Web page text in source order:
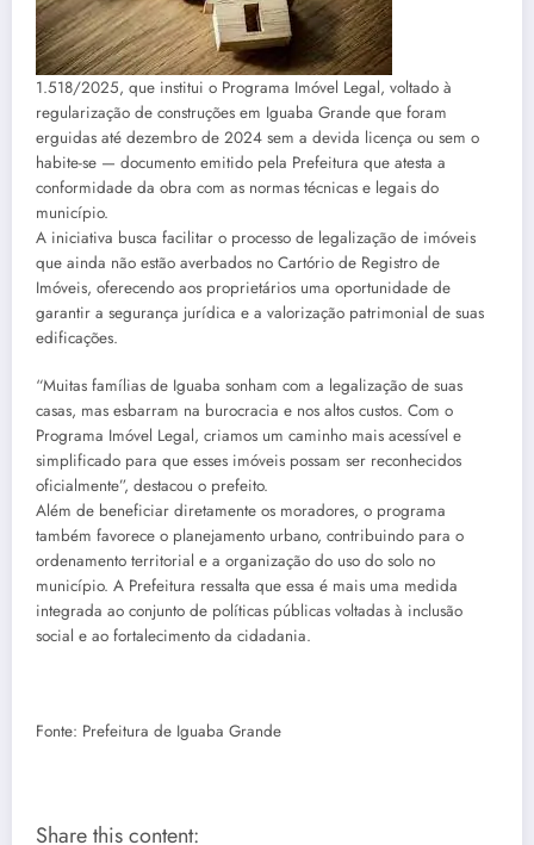
1.518/2025, que institui o Programa Imóvel Legal, voltado à
regularização de construções em Iguaba Grande que foram
erguidas até dezembro de 2024 sem a devida licença ou sem o
habite-se — documento emitido pela Prefeitura que atesta a
conformidade da obra com as normas técnicas e legais do
município.
A iniciativa busca facilitar o processo de legalização de imóveis
que ainda não estão averbados no Cartório de Registro de
Imóveis, oferecendo aos proprietários uma oportunidade de
garantir a segurança jurídica e a valorização patrimonial de suas
edificações.
“Muitas famílias de Iguaba sonham com a legalização de suas
casas, mas esbarram na burocracia e nos altos custos. Com o
Programa Imóvel Legal, criamos um caminho mais acessível e
simplificado para que esses imóveis possam ser reconhecidos
oficialmente”, destacou o prefeito.
Além de beneficiar diretamente os moradores, o programa
também favorece o planejamento urbano, contribuindo para o
ordenamento territorial e a organização do uso do solo no
município. A Prefeitura ressalta que essa é mais uma medida
integrada ao conjunto de políticas públicas voltadas à inclusão
social e ao fortalecimento da cidadania.
Fonte: Prefeitura de Iguaba Grande
Share this content: